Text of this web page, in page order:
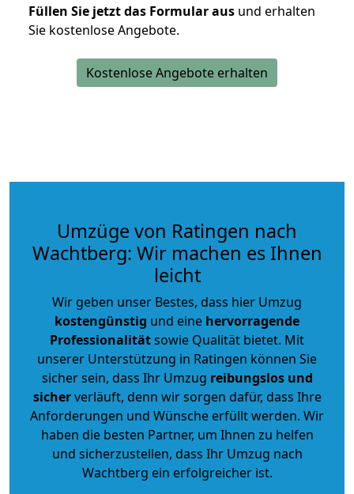
Füllen Sie jetzt das Formular aus und erhalten
Sie kostenlose Angebote.
Kostenlose Angebote erhalten
Umzüge von Ratingen nach
Wachtberg: Wir machen es Ihnen
leicht
Wir geben unser Bestes, dass hier Umzug
kostengünstig und eine hervorragende
Professionalitätsowie Qualität bietet. Mit
unserer Unterstützung in Ratingen können Sie
sicher sein, dass Ihr Umzug reibungslos und
sicherverläuft, denn wir sorgen dafür, dass Ihre
Anforderungen und Wünsche erfüllt werden. Wir
haben die besten Partner, um Ihnen zu helfen
und sicherzustellen, dass Ihr Umzug nach
Wachtberg ein erfolgreicher ist.